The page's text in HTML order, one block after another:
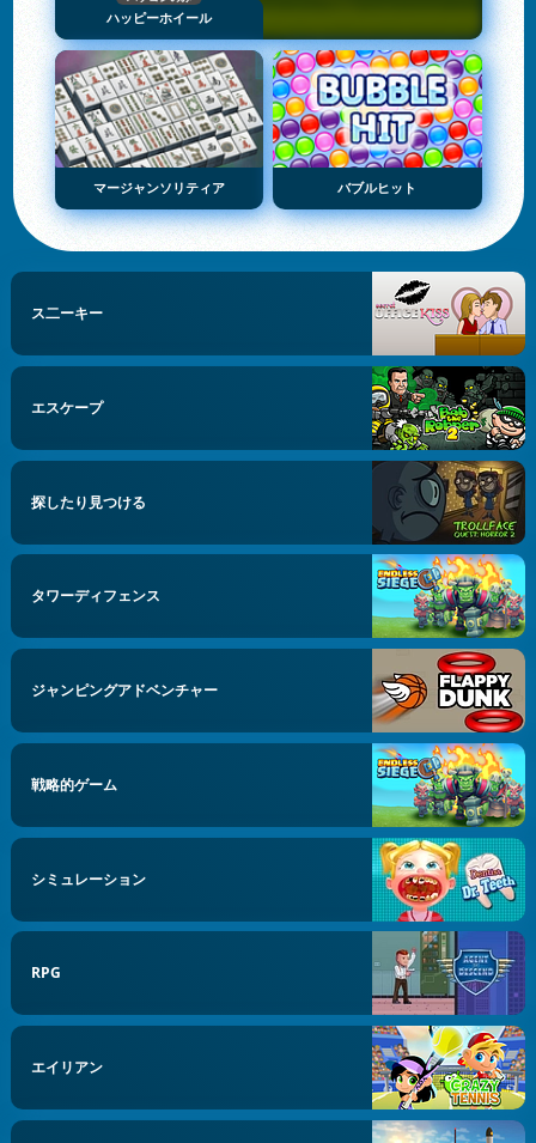
ハッピーホイール
マージャンソリティア バブルヒット
ス二ーキー
エスケープ
探したり見つける
タワーディフェンス
ジャンピングアドベンチャー
戦略的ゲーム
シミュレーション
RPG
エイリアン